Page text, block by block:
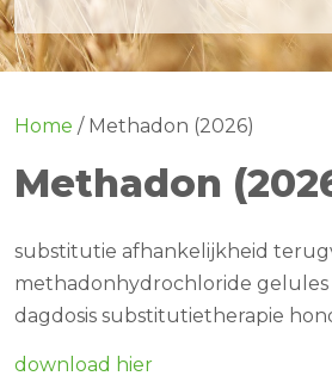
Home / Methadon (2026)
Methadon
substitutie afhankelijkheid
methadonhydrochloride
dagdosis substitutietherapie
download hier